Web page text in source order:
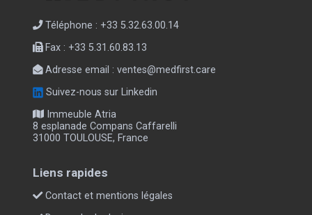
Téléphone : +33 5.32.63.00.14
Fax : +33 5.31.60.83.13
Adresse email :ventes@medfirst.care
Suivez-nous sur Linkedin
Immeuble Atria
8 esplanade Compans Caffarelli
31000 TOULOUSE, France
Liens rapides
Contact et mentions légales